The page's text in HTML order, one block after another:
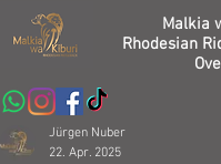
Malkia
Rhodesian
Jürgen Nuber
22. Apr. 2025